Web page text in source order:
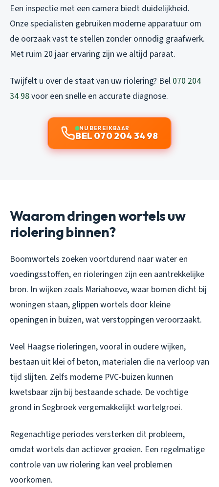
Een inspectie met een camera biedt duidelijkheid.
Onze specialisten gebruiken moderne apparatuur om
de oorzaak vast te stellen zonder onnodig graafwerk.
Met ruim 20 jaar ervaring zijn we altijd paraat.
Twijfelt u over de staat van uw riolering? Bel 070 204
34 98voor een snelle en accurate diagnose.
NU BEREIKBAAR
BEL 070 204 34 98
Waarom dringen wortels uw
riolering binnen?
Boomwortels zoeken voortdurend naar water en
voedingsstoffen, en rioleringen zijn een aantrekkelijke
bron. In wijken zoals Mariahoeve, waar bomen dicht bij
woningen staan, glippen wortels door kleine
openingen in buizen, wat verstoppingen veroorzaakt.
Veel Haagse rioleringen, vooral in oudere wijken,
bestaan uit klei of beton, materialen die na verloop van
tijd slijten. Zelfs moderne PVC-buizen kunnen
kwetsbaar zijn bij bestaande schade. De vochtige
grond in Segbroek vergemakkelijkt wortelgroei.
Regenachtige periodes versterken dit probleem,
omdat wortels dan actiever groeien. Een regelmatige
controle van uw riolering kan veel problemen
voorkomen.